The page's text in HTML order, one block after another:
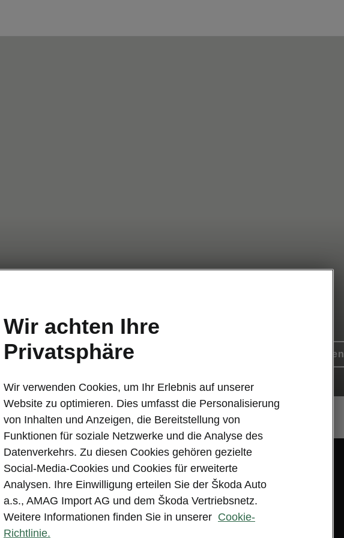
Probefahrt vereinbaren
werden von einem Drittanbieter gehostet (www.youtube.com).
und der Anzeige dieser externen Inhalte nehmen Sie zur
dass personenbezogene Daten durch den jeweiligen externen
Wir achten Ihre
Privatsphäre
Wir verwenden Cookies, um Ihr Erlebnis auf unserer
Website zu optimieren. Dies umfasst die Personalisierung
von Inhalten und Anzeigen, die Bereitstellung von
Funktionen für soziale Netzwerke und die Analyse des
Datenverkehrs. Zu diesen Cookies gehören gezielte
Social-Media-Cookies und Cookies für erweiterte
Analysen. Ihre Einwilligung erteilen Sie der Škoda Auto
a.s., AMAG Import AG und dem Škoda Vertriebsnetz.
Weitere Informationen finden Sie in unserer Cookie-
Richtlinie.